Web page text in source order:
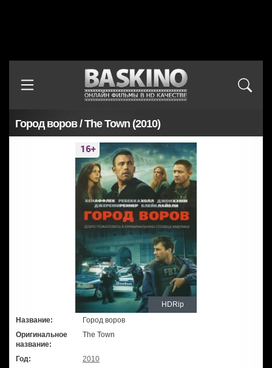
Город воров / The Town (2010)
HDRip
Название:
Город воров
Оригинальное
название:
The Town
Год:
2010